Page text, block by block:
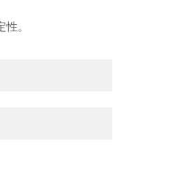
。